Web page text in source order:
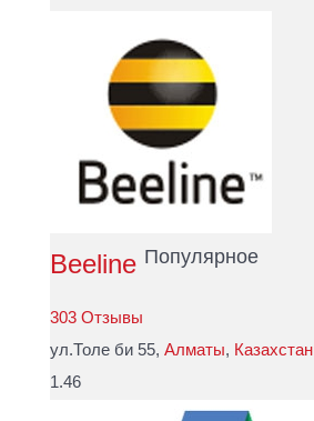
Beeline Популярное
303 Отзывы
ул.Толе би 55, Алматы, Казахстан
1.46